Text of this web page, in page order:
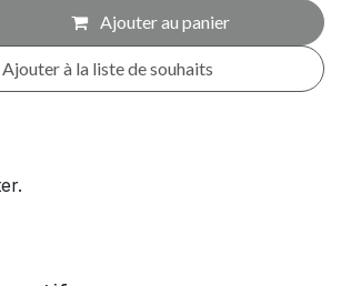
Ajouter au panier
Ajouter à la liste de souhaits